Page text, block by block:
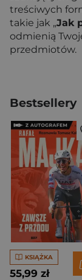
treściwych
takie jak „Jak
odmienią
przedmiotów.
Bestsellery
KSIĄŻKA
55,99 zł